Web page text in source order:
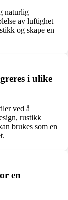
naturlig
av luftighet
og skape en
i ulike
ved å
rustikk
brukes som en
en